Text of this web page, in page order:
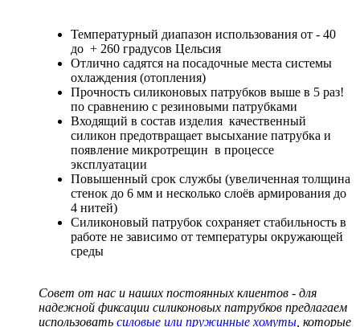
Температурный диапазон использования от - 40
до + 260 градусов Цельсия
Отлично садятся на посадочные места системы
охлаждения (отопления)
Прочность силиконовых патрубков выше в 5 раз!
по сравнению с резиновыми патрубками
Входящий в состав изделия качественный
силикон предотвращает высыхание патрубка и
появление микротрещин в процессе
эксплуатации
Повышенный срок службы (увеличенная толщина
стенок до 6 мм и несколько слоёв армирования до
4 нитей)
Силиконовый патрубок сохраняет стабильность в
работе не зависимо от температуры окружающей
среды
Совет от нас и наших постоянных клиентов - для
надежной фиксации силиконовых патрубков предлагаем
использовать силовые или пружинные хомуты , которые